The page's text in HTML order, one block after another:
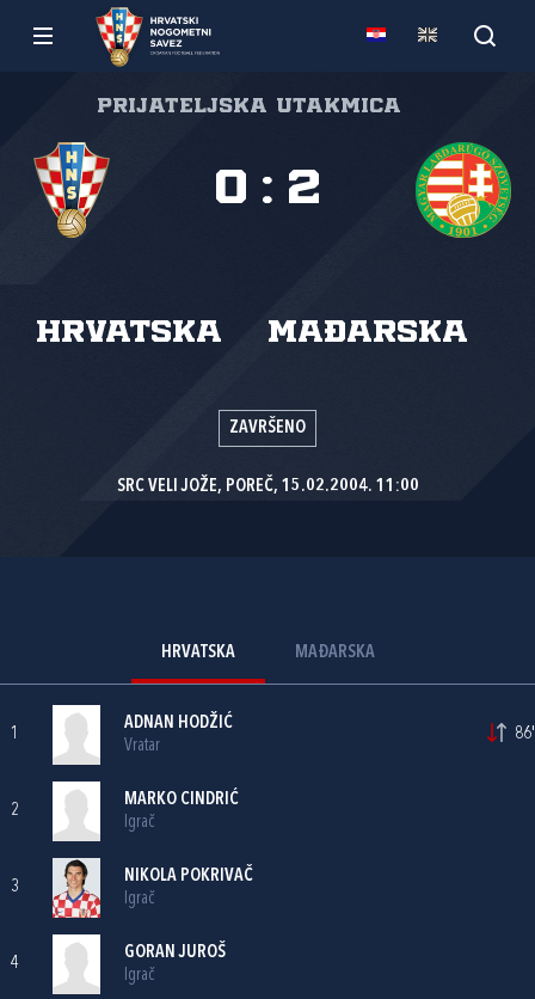
Prijateljska utakmica
Hrvatska Mađarska
0 : 2
ZAVRŠENO
SRC VELI JOŽE, POREČ, 15.02.2004. 11:00
HRVATSKA MAĐARSKA
1
ADNAN HODŽIĆ
Vratar
86'
2
MARKO CINDRIĆ
Igrač
3
NIKOLA POKRIVAČ
Igrač
4
GORAN JUROŠ
Igrač